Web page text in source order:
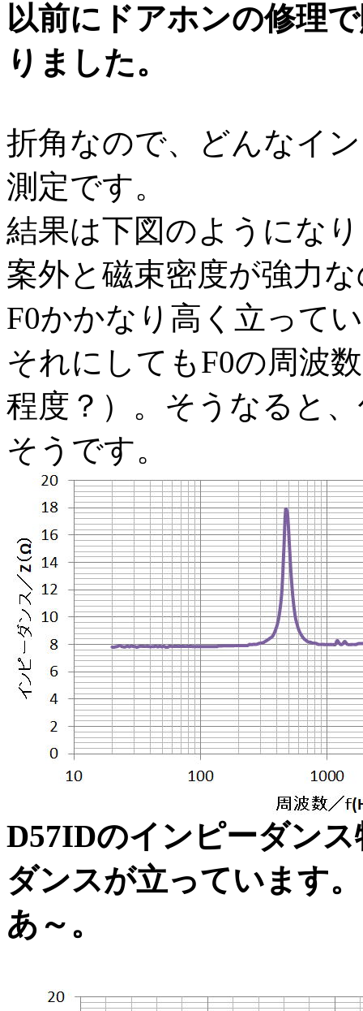
以前にドアホンの修理
りました。
折角なので、どんなイ
測定です。
結果は下図のようにな
案外と磁束密度が強力
F0かかなり高く立って
それにしてもF0の周波
程度？）。そうなると
そうです。
D57IDのインピーダン
ダンスが立っています
あ～。